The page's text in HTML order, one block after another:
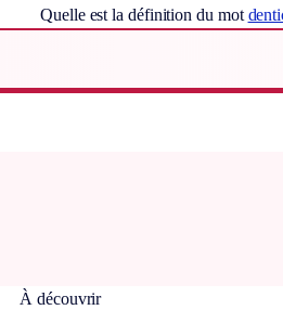
Quelle est la définition du mot
À découvrir